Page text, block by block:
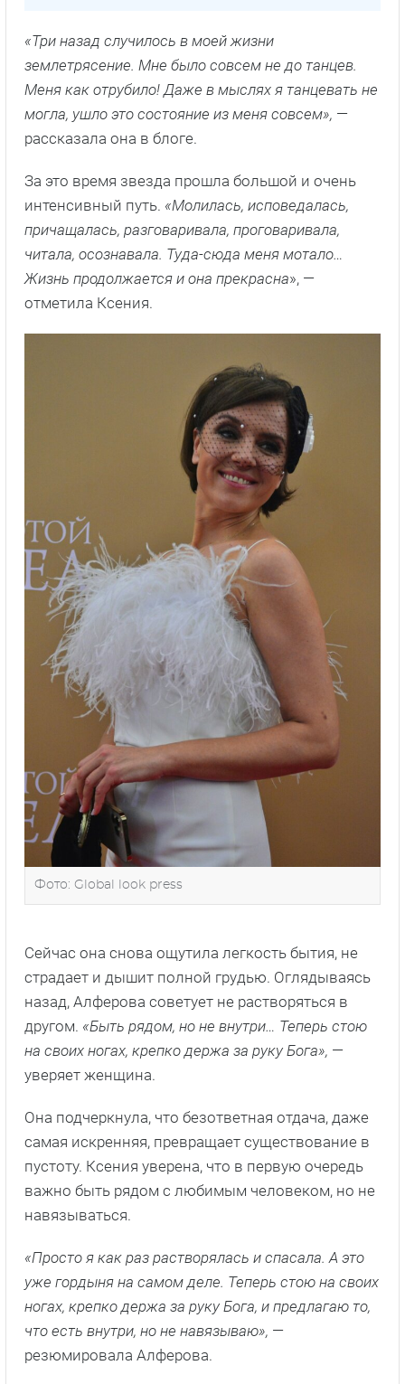
«Три назад случилось в моей жизни
землетрясение. Мне было совсем не до танцев.
Меня как отрубило! Даже в мыслях я танцевать не
могла, ушло это состояние из меня совсем», —
рассказала она в блоге.
За это время звезда прошла большой и очень
интенсивный путь. «Молилась, исповедалась,
причащалась, разговаривала, проговаривала,
читала, осознавала. Туда-сюда меня мотало…
Жизнь продолжается и она прекрасна», —
отметила Ксения.
Фото: Global look press
Сейчас она снова ощутила легкость бытия, не
страдает и дышит полной грудью. Оглядываясь
назад, Алферова советует не растворяться в
другом. «Быть рядом, но не внутри… Теперь стою
на своих ногах, крепко держа за руку Бога», —
уверяет женщина.
Она подчеркнула, что безответная отдача, даже
самая искренняя, превращает существование в
пустоту. Ксения уверена, что в первую очередь
важно быть рядом с любимым человеком, но не
навязываться.
«Просто я как раз растворялась и спасала. А это
уже гордыня на самом деле. Теперь стою на своих
ногах, крепко держа за руку Бога, и предлагаю то,
что есть внутри, но не навязываю», —
резюмировала Алферова.